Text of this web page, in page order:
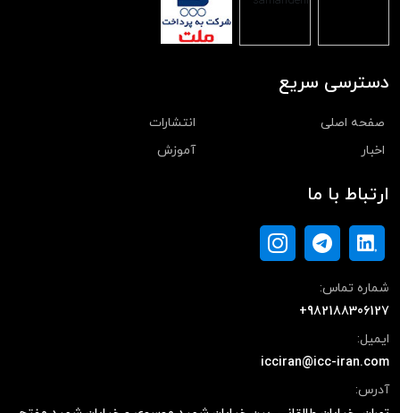
دسترسی سریع
صفحه اصلی
انتشارات
اخبار
آموزش
ارتباط با ما
شماره تماس:
+982188306127
ایمیل:
icciran@icc-iran.com
آدرس: